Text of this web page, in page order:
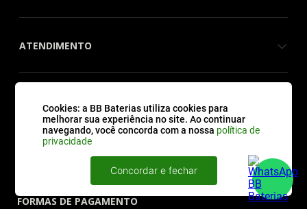
Cookies: a BB Baterias utiliza cookies para
melhorar sua experiência no site. Ao continuar
navegando, você concorda com a nossa política de
privacidade
Concordar e fechar
ATENDIMENTO
FORMAS DE PAGAMENTO